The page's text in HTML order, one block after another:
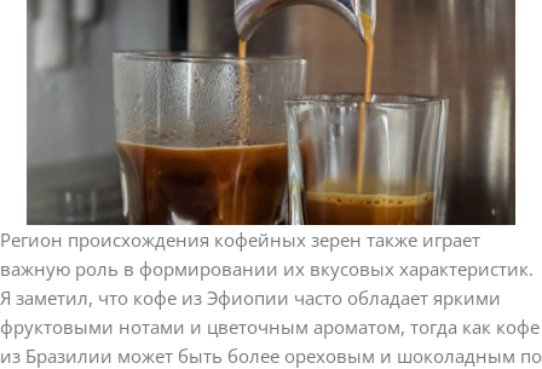
Регион происхождения кофейных зерен также играет
важную роль в формировании их вкусовых характеристик.
Я заметил, что кофе из Эфиопии часто обладает яркими
фруктовыми нотами и цветочным ароматом, тогда как кофе
из Бразилии может быть более ореховым и шоколадным по